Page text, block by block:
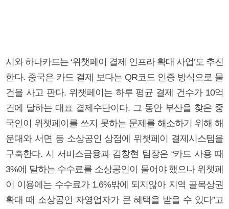
시와 하나카드는 ‘위챗페이 결제 인프라 확대 사업’도 추진
한다. 중국은 카드 결제 보다는 QR코드 인증 방식으로 물
건을 사고 판다. 위챗페이는 하루 평균 결제 건수가 10억
건에 달하는 대표 결제수단이다. 그 동안 부산을 찾은 중
국인이 위챗페이를 쓰지 못하는 문제를 해소하기 위해 해
운대와 서면 등 소상공인 상점에 위챗페이 결제시스템을
구축한다. 시 서비스금융과 김창현 팀장은 “카드 사용 때
3%에 달하는 수수료를 소상공인이 물어야 했으나 위챗페
이 이용에는 수수료가 1.6%밖에 되지않아 지역 골목상권
확대 때 소상공인 자영업자가 큰 혜택을 받을 수 있다”고